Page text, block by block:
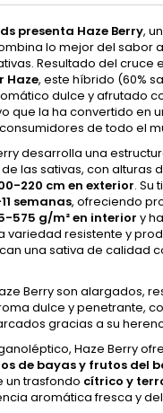
presenta Haze Berry,
lo mejor del sabor
Resultado del cruce
Haze, este híbrido (60%
dulce y afrutado
que la ha convertido en
de todo el
desarrolla una
las sativas, con alturas
220 cm en exterior. Su
semanas, ofreciendo
575 g/m² en interior y
variedad resistente y
una sativa de calidad
Berry son alargados,
dulce y penetrante,
gracias a su
Haze Berry
de bayas y frutos del
trasfondo cítrico y
aromática fresca y